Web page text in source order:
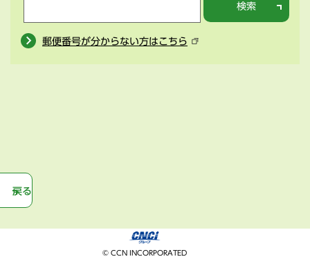
検索
郵便番号が分からない方はこちら
戻る
© CCN INCORPORATED